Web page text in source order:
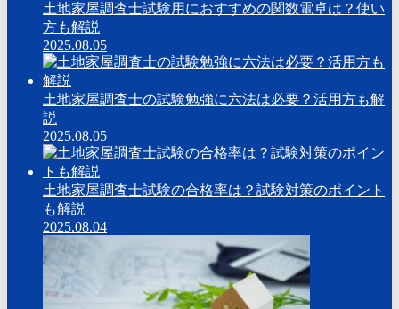
土地家屋調査士試験用におすすめの関数電卓は？使い
方も解説
2025.08.05
土地家屋調査士の試験勉強に六法は必要？活用方も解
説
2025.08.05
土地家屋調査士試験の合格率は？試験対策のポイント
も解説
2025.08.04